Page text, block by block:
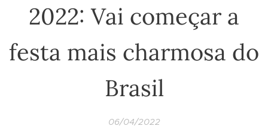
2022: Vai começar a
festa mais charmosa do
Brasil
06/04/2022